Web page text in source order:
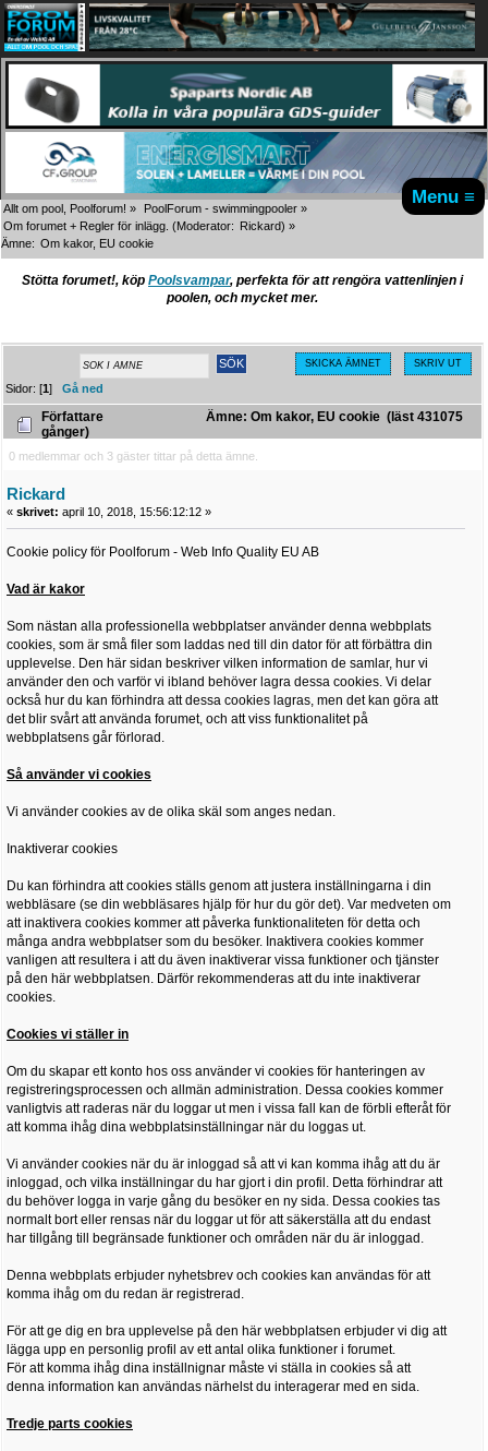
Menu ≡
Allt om pool, Poolforum! » PoolForum - swimmingpooler »
Om forumet + Regler för inlägg. (Moderator: Rickard) »
Ämne: Om kakor, EU cookie
Stötta forumet!, köp Poolsvampar, perfekta för att rengöra vattenlinjen i
poolen, och mycket mer.
SKICKA ÄMNET SKRIV UT
Sidor: [1]Gå ned
Författare
Ämne: Om kakor, EU cookie (läst 431075
gånger)
0 medlemmar och 3 gäster tittar på detta ämne.
Rickard
« skrivet: april 10, 2018, 15:56:12:12 »
Cookie policy för Poolforum - Web Info Quality EU AB
Vad är kakor
Som nästan alla professionella webbplatser använder denna webbplats
cookies, som är små filer som laddas ned till din dator för att förbättra din
upplevelse. Den här sidan beskriver vilken information de samlar, hur vi
använder den och varför vi ibland behöver lagra dessa cookies. Vi delar
också hur du kan förhindra att dessa cookies lagras, men det kan göra att
det blir svårt att använda forumet, och att viss funktionalitet på
webbplatsens går förlorad.
Så använder vi cookies
Vi använder cookies av de olika skäl som anges nedan.
Inaktiverar cookies
Du kan förhindra att cookies ställs genom att justera inställningarna i din
webbläsare (se din webbläsares hjälp för hur du gör det). Var medveten om
att inaktivera cookies kommer att påverka funktionaliteten för detta och
många andra webbplatser som du besöker. Inaktivera cookies kommer
vanligen att resultera i att du även inaktiverar vissa funktioner och tjänster
på den här webbplatsen. Därför rekommenderas att du inte inaktiverar
cookies.
Cookies vi ställer in
Om du skapar ett konto hos oss använder vi cookies för hanteringen av
registreringsprocessen och allmän administration. Dessa cookies kommer
vanligtvis att raderas när du loggar ut men i vissa fall kan de förbli efteråt för
att komma ihåg dina webbplatsinställningar när du loggas ut.
Vi använder cookies när du är inloggad så att vi kan komma ihåg att du är
inloggad, och vilka inställningar du har gjort i din profil. Detta förhindrar att
du behöver logga in varje gång du besöker en ny sida. Dessa cookies tas
normalt bort eller rensas när du loggar ut för att säkerställa att du endast
har tillgång till begränsade funktioner och områden när du är inloggad.
Denna webbplats erbjuder nyhetsbrev och cookies kan användas för att
komma ihåg om du redan är registrerad.
För att ge dig en bra upplevelse på den här webbplatsen erbjuder vi dig att
lägga upp en personlig profil av ett antal olika funktioner i forumet.
För att komma ihåg dina inställnignar måste vi ställa in cookies så att
denna information kan användas närhelst du interagerar med en sida.
Tredje parts cookies